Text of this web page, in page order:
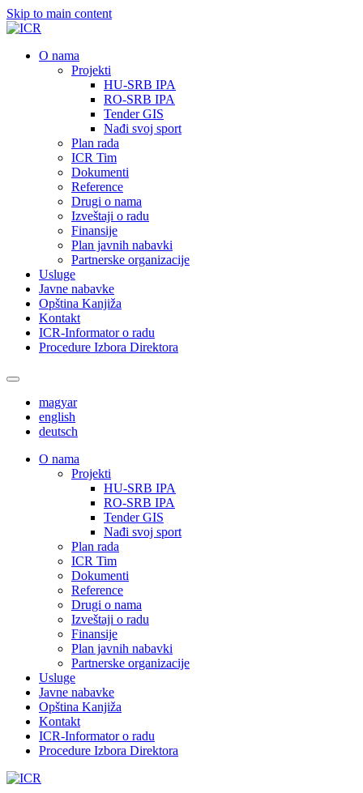
Skip to main content
О nama
Projekti
HU-SRB IPA
RO-SRB IPA
Tender GIS
Nađi svoj sport
Plan rada
ICR Tim
Dokumenti
Reference
Drugi o nama
Izveštaji o radu
Finansije
Plan javnih nabavki
Partnerske organizacije
Usluge
Javne nabavke
Opština Kanjiža
Kontakt
ICR-Informator o radu
Procedure Izbora Direktora
magyar
english
deutsch
О nama
Projekti
HU-SRB IPA
RO-SRB IPA
Tender GIS
Nađi svoj sport
Plan rada
ICR Tim
Dokumenti
Reference
Drugi o nama
Izveštaji o radu
Finansije
Plan javnih nabavki
Partnerske organizacije
Usluge
Javne nabavke
Opština Kanjiža
Kontakt
ICR-Informator o radu
Procedure Izbora Direktora